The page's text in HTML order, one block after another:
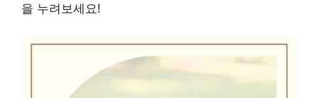
을 누려보세요!